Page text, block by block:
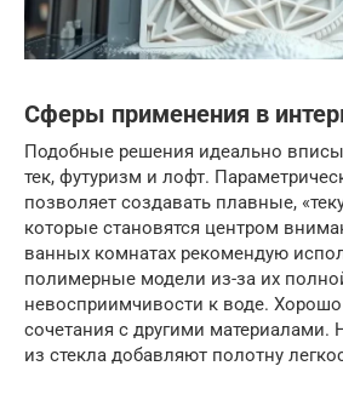
Сферы применения в
Подобные решения идеально
тек, футуризм и лофт.
позволяет создавать плавные,
которые становятся центром
ванных комнатах рекомендую
полимерные модели из-за их
невосприимчивости к воде.
сочетания с другими материалами.
из стекла добавляют полотну